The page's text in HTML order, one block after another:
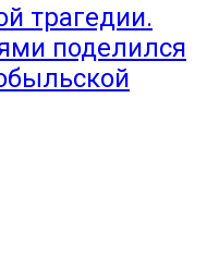
трагедии.
поделился